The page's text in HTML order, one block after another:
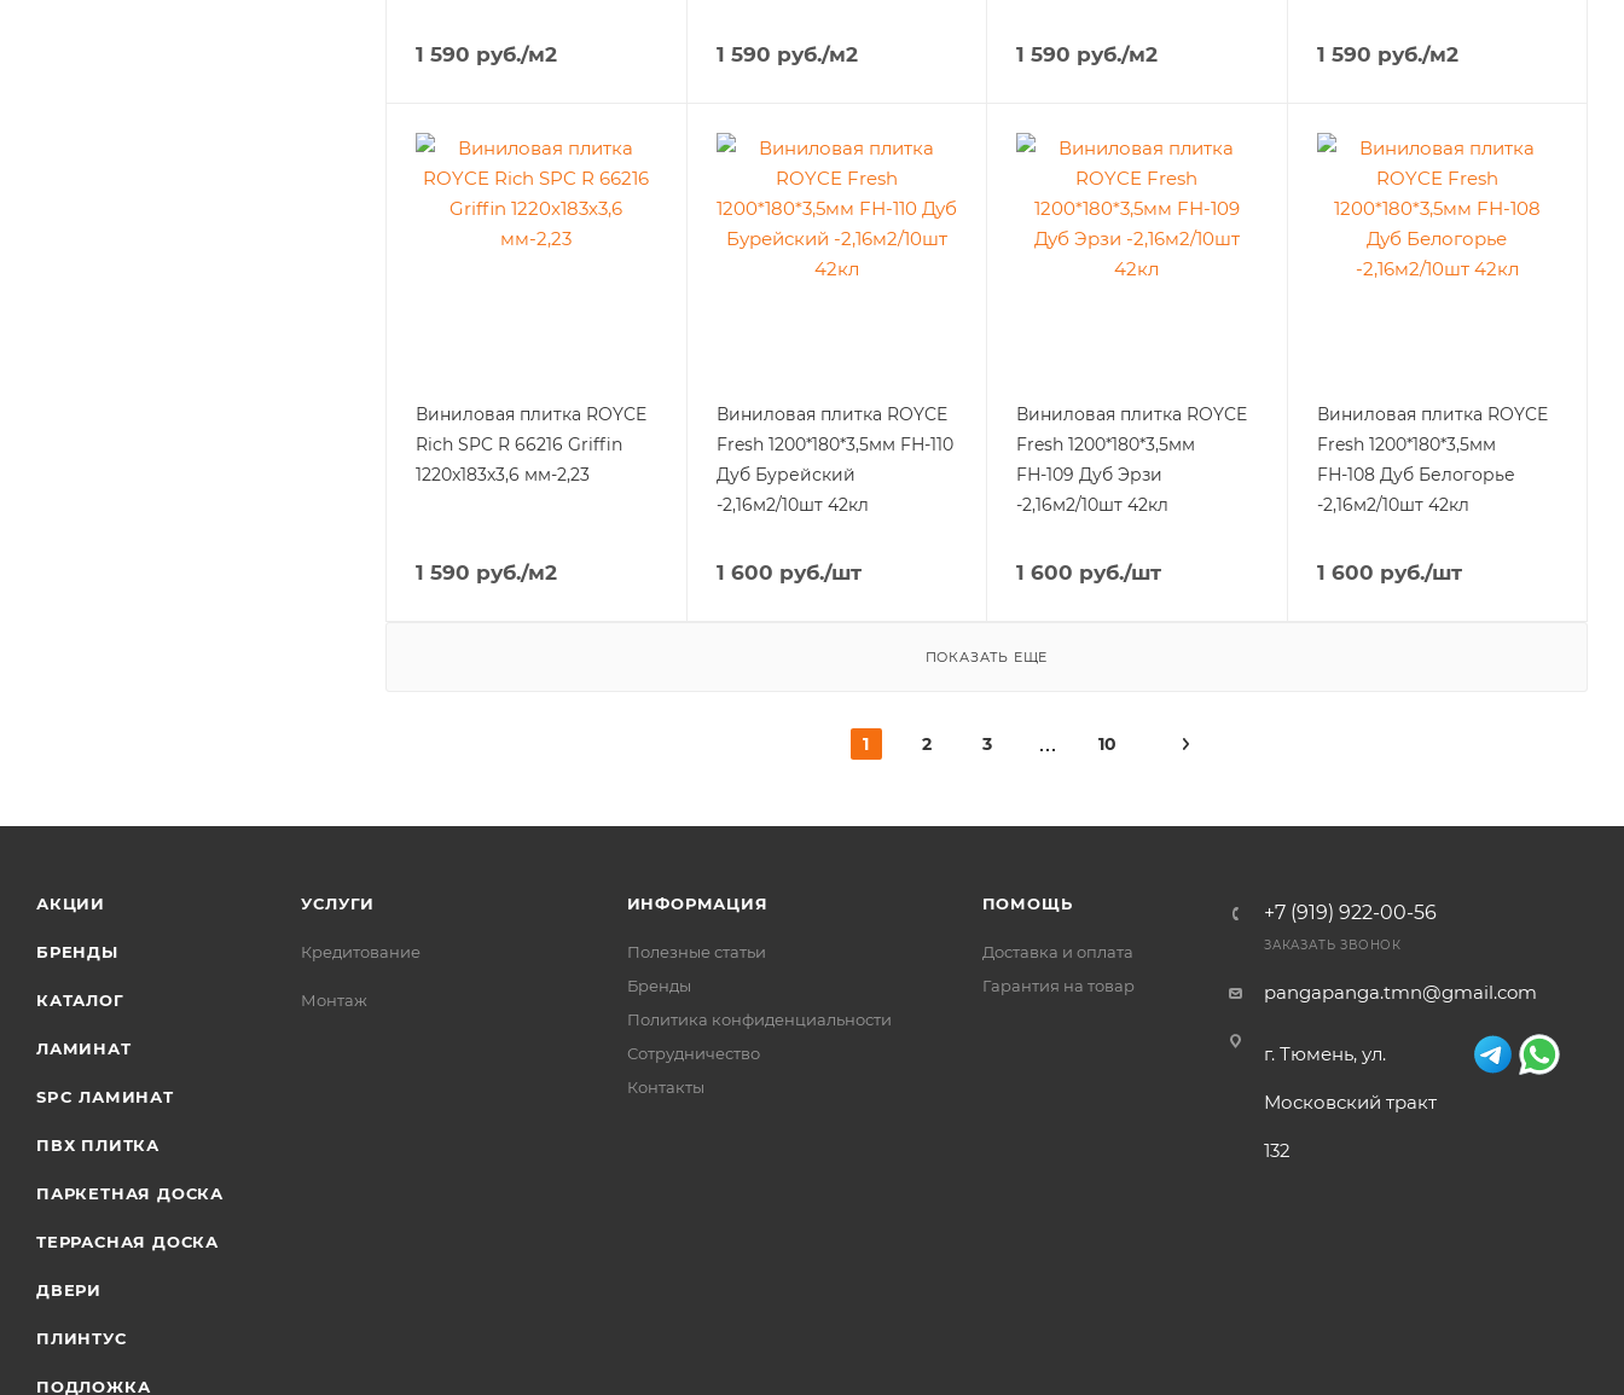
1 590 руб./м2 1 590 руб./м2 1 590 руб./м2 1 590 руб./м2
Виниловая плитка ROYCE
Rich SPC R 66216 Griffin
1220x183х3,6 мм-2,23
1 590 руб./м2
Виниловая плитка ROYCE
Fresh 1200*180*3,5мм FН-110
Дуб Бурейский
-2,16м2/10шт 42кл
1 600 руб./шт
Виниловая плитка ROYCE
Fresh 1200*180*3,5мм
FН-109 Дуб Эрзи
-2,16м2/10шт 42кл
1 600 руб./шт
Виниловая плитка ROYCE
Fresh 1200*180*3,5мм
FН-108 Дуб Белогорье
-2,16м2/10шт 42кл
1 600 руб./шт
ПОКАЗАТЬ ЕЩЕ
1 2 3 10
АКЦИИ
БРЕНДЫ
КАТАЛОГ
ЛАМИНАТ
SPC ЛАМИНАТ
ПВХ ПЛИТКА
ПАРКЕТНАЯ ДОСКА
ТЕРРАСНАЯ ДОСКА
ДВЕРИ
ПЛИНТУС
ПОДЛОЖКА
УСЛУГИ
Кредитование
Монтаж
ИНФОРМАЦИЯ
Полезные статьи
Бренды
Политика конфиденциальности
Сотрудничество
Контакты
ПОМОЩЬ
Доставка и оплата
Гарантия на товар
+7 (919) 922-00-56
ЗАКАЗАТЬ ЗВОНОК
pangapanga.tmn@gmail.com
г. Тюмень, ул.
Московский тракт
132